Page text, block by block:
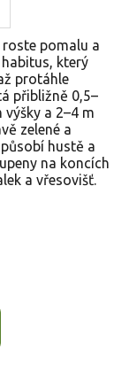
pomalu a
který
protáhle
přibližně 0,5–
a 2–4 m
zelené a
hustě a
na koncích
a vřesovišť.